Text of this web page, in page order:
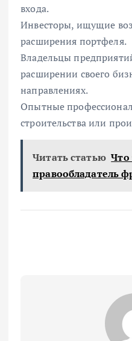
входа.
Инвесторы, ищущие
расширения портфеля.
Владельцы
расширении своего
направлениях.
Опытные
строительства или
Читать статью Что
правообладатель